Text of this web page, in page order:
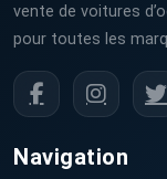
vente de voitures
pour toutes les
Navigation